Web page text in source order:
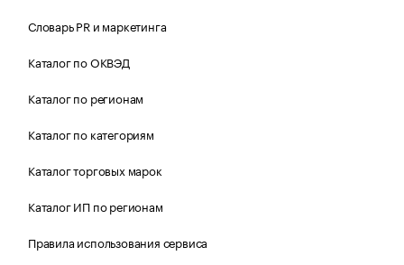
Словарь PR и маркетинга
Каталог по ОКВЭД
Каталог по регионам
Каталог по категориям
Каталог торговых марок
Каталог ИП по регионам
Правила использования сервиса